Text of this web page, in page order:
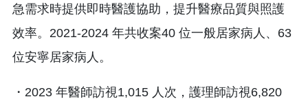
急需求時提供即時醫護協助，提升醫療品質與照護
效率。2021-2024 年共收案40 位一般居家病人、63
位安寧居家病人。
・2023 年醫師訪視1,015 人次，護理師訪視6,820